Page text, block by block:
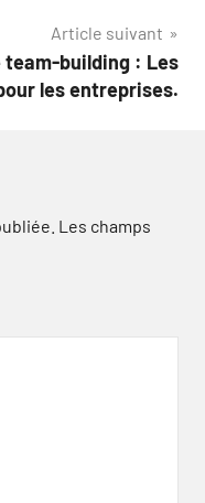
Article suivant
team-building : Les
les entreprises.
Les champs